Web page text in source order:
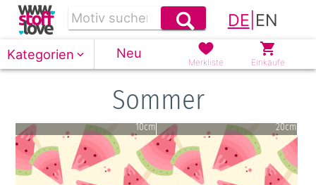
DE EN
Kategorien Neu
Merkliste Einkäufe
Sommer
10cm 20cm